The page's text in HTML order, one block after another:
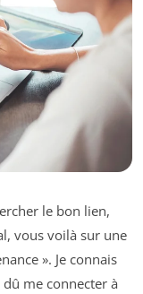
le bon lien,
vous voilà sur une
». Je connais
me connecter à